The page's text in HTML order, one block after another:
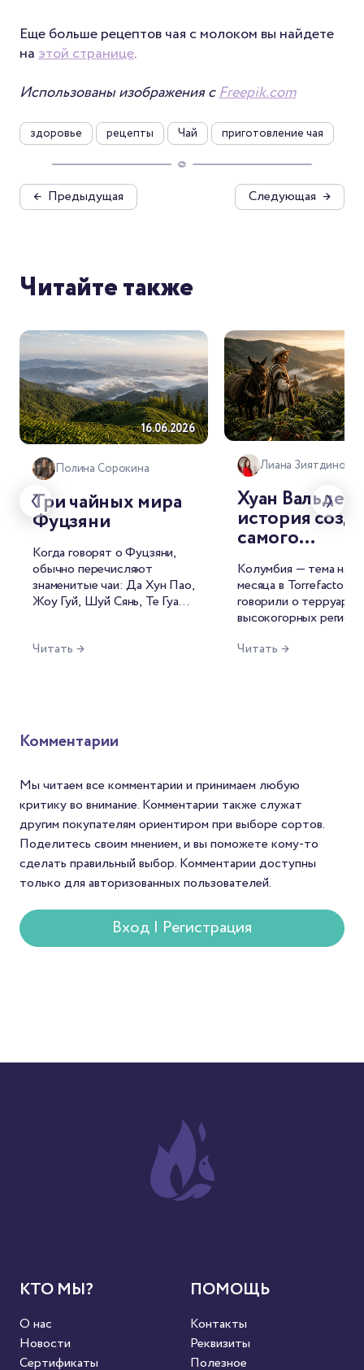
Еще больше рецептов чая с молоком вы найдете
наэтой странице.
Использованы изображения сFreepik.com
здоровье рецепты Чай приготовление чая
← Предыдущая Следующая →
Читайте также
16.06.2026
Полина Сорокина
Три чайных мира
Фуцзяни
Когда говорят о Фуцзяни,
обычно перечисляют
знаменитые чаи: Да Хун Пао,
Жоу Гуй, Шуй Сянь, Те Гуань
этих названий знакомо
провинции, тем меньше
как единый чайный регион.
Читать →
Лиана Зиятдинова
Хуан Вальдес:
история
самого
узнаваемого
бренда
кофе и его
реального
Колумбия — тема
месяца в Torrefacto.
говорили о терруаре,
высокогорных
кислотности местной
мулом рядом.
Читать →
Комментарии
Мы читаем все комментарии и принимаем любую
критику во внимание. Комментарии также служат
другим покупателям ориентиром при выборе сортов.
Поделитесь своим мнением, и вы поможете кому-то
сделать правильный выбор. Комментарии доступны
только для авторизованных пользователей.
Вход | Регистрация
КТО МЫ?
О нас
Новости
Сертификаты
ПОМОЩЬ
Контакты
Реквизиты
Полезное